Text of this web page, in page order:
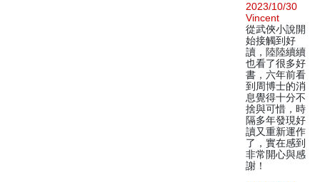
2023/10/30
Vincent
從武俠小說開
始接觸到好
讀，陸陸續續
也看了很多好
書，六年前看
到周博士的消
息覺得十分不
捨與可惜，時
隔多年發現好
讀又重新運作
了，實在感到
非常開心與感
謝！